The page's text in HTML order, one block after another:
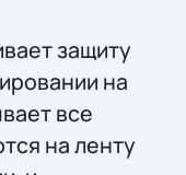
защиту
на
все
на ленту